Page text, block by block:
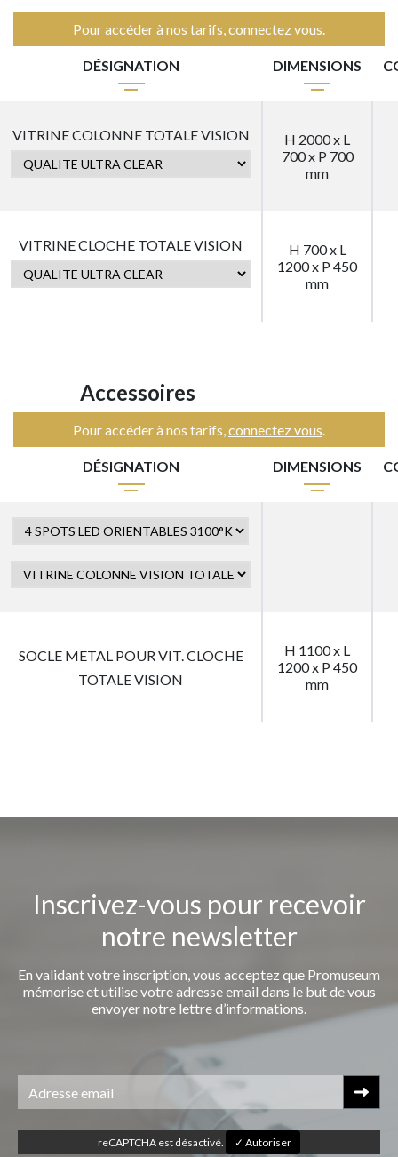
Pour accéder à nos tarifs,connectez vous.
DÉSIGNATION DIMENSIONS
VITRINE COLONNE TOTALE VISION
H 2000 x L
700 x P 700
mm
VITRINE CLOCHE TOTALE VISION
H 700 x L
1200 x P 450
mm
Accessoires
Pour accéder à nos tarifs,connectez vous.
DÉSIGNATION DIMENSIONS
SOCLE METAL POUR VIT. CLOCHE
TOTALE VISION
H 1100 x L
1200 x P 450
mm
Inscrivez-vous pour recevoir
notre newsletter
En validant votre inscription, vous acceptez que Promuseum
mémorise et utilise votre adresse email dans le but de vous
envoyer notre lettre d’informations.
reCAPTCHA est désactivé. ✓ Autoriser